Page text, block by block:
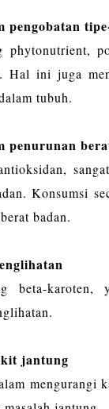
pengobatan
phytonutrient,
Hal ini juga
tubuh.
penurunan
Konsumsi
badan.
beta-
jantung